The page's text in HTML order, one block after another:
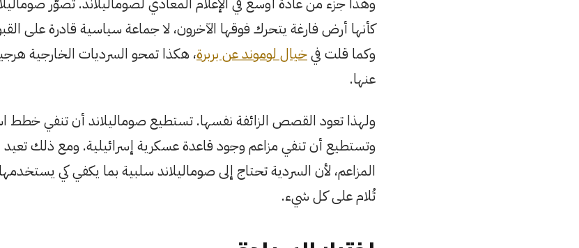
كأنها أرض فارغة يتحرك فوقها الآخرون، لا جماعة سياسية قادرة على
وكما قلت فيخيال لوموند عن بربرة، هكذا تمحو السرديات الخارجية
عنها.
ولهذا تعود القصص الزائفة نفسها. تستطيع صوماليلاند أن تنفي خطط
وتستطيع أن تنفي مزاعم وجود قاعدة عسكرية إسرائيلية. ومع ذلك
المزاعم، لأن السردية تحتاج إلى صوماليلاند سلبية بما يكفي كي
تُلام على كل شيء.